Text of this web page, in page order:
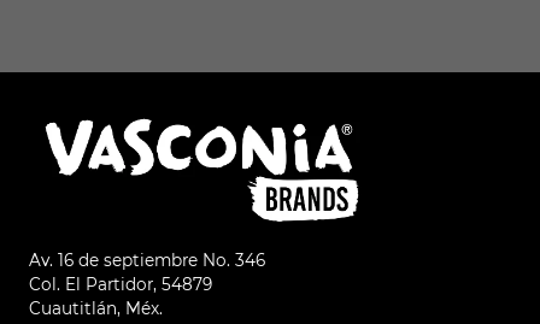
Av. 16 de septiembre No. 346
Col. El Partidor, 54879
Cuautitlán, Méx.